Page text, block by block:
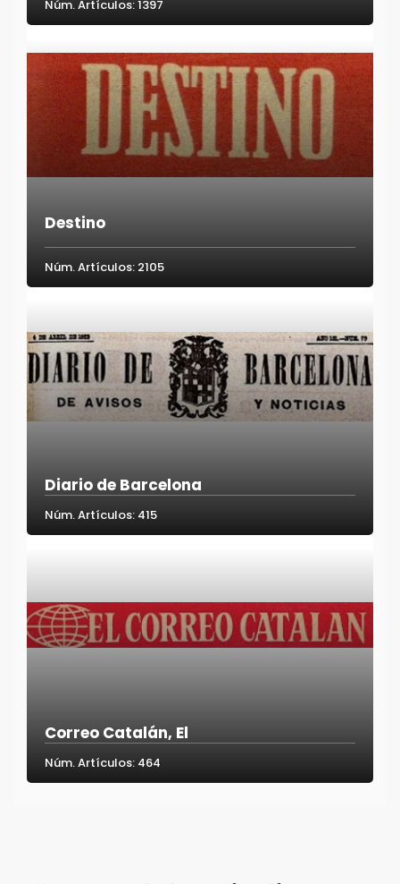
Núm. Artículos: 1397
Destino
Núm. Artículos: 2105
Diario de Barcelona
Núm. Artículos: 415
Correo Catalán, El
Núm. Artículos: 464